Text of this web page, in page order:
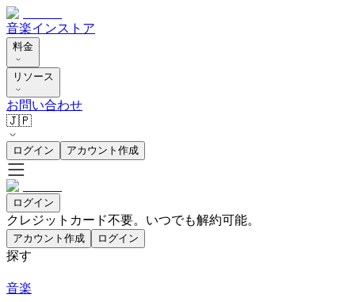
音楽インストア
料金
リソース
お問い合わせ
🇯🇵
ログイン アカウント作成
ログイン
クレジットカード不要。いつでも解約可能。
アカウント作成 ログイン
探す
音楽